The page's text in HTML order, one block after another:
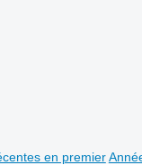
en premier